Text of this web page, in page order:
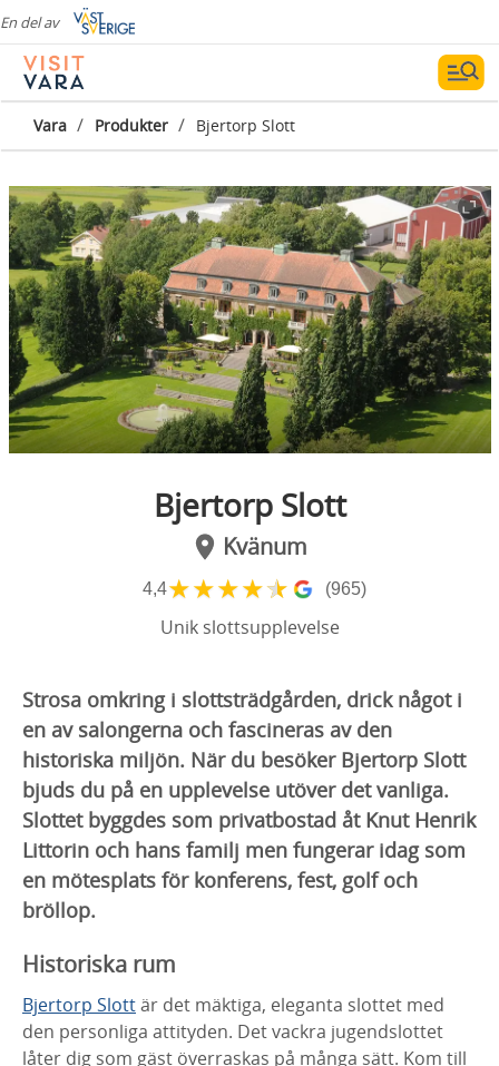
En del av
Vara / Produkter / Bjertorp Slott
Bjertorp Slott
Kvänum
4,4★★★★★ (965)
Unik slottsupplevelse
Strosa omkring i slottsträdgården, drick något i
en av salongerna och fascineras av den
historiska miljön. När du besöker Bjertorp Slott
bjuds du på en upplevelse utöver det vanliga.
Slottet byggdes som privatbostad åt Knut Henrik
Littorin och hans familj men fungerar idag som
en mötesplats för konferens, fest, golf och
bröllop.
Historiska rum
Bjertorp Slottär det mäktiga, eleganta slottet med
den personliga attityden. Det vackra jugendslottet
låter dig som gäst överraskas på många sätt. Kom till